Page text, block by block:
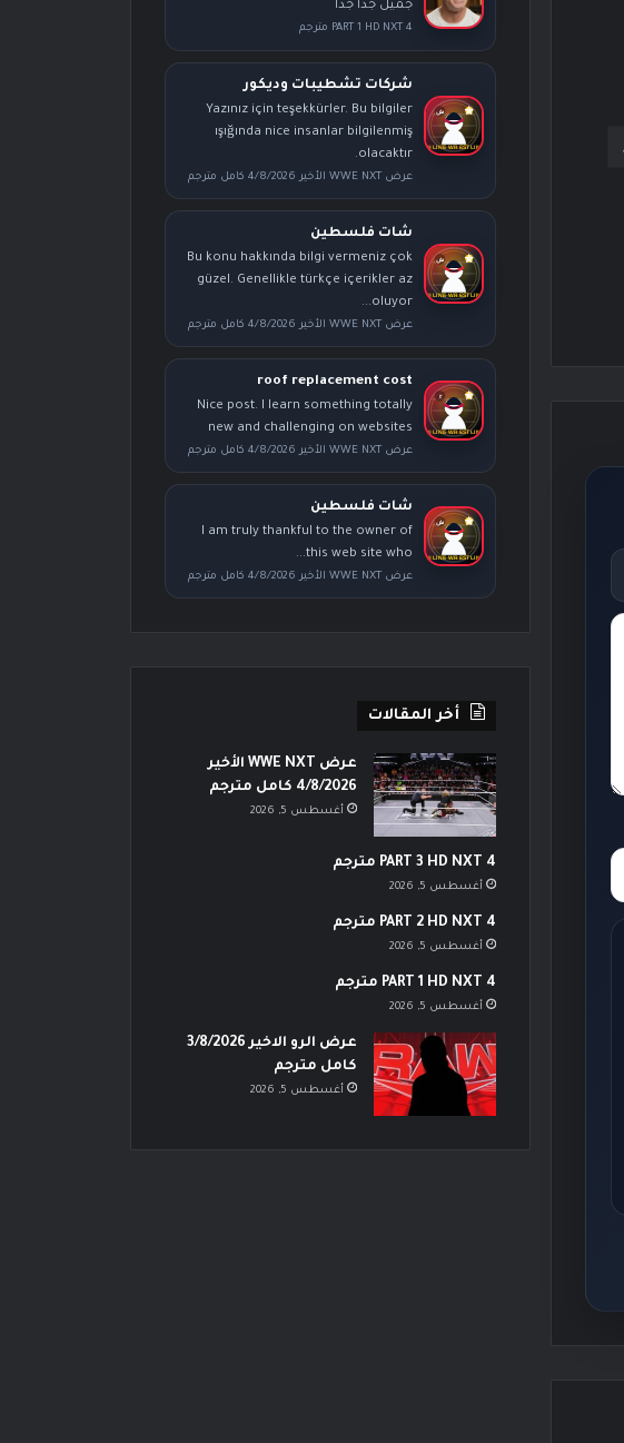
جميل جدا جدا
PART 1 HD NXT 4 مترجم
شركات تشطيبات وديكور
Yazınız için teşekkürler. Bu bilgiler
ışığında nice insanlar bilgilenmiş
olacaktır.
عرض WWE NXT الأخير 4/8/2026 كامل مترجم
شات فلسطين
Bu konu hakkında bilgi vermeniz çok
güzel. Genellikle türkçe içerikler az
oluyor...
عرض WWE NXT الأخير 4/8/2026 كامل مترجم
roof replacement cost
Nice post. I learn something totally
new and challenging on websites
عرض WWE NXT الأخير 4/8/2026 كامل مترجم
شات فلسطين
I am truly thankful to the owner of
this web site who...
عرض WWE NXT الأخير 4/8/2026 كامل مترجم
أخر المقالات
عرض WWE NXT الأخير
4/8/2026 كامل مترجم
أغسطس 5, 2026
PART 3 HD NXT 4 مترجم
أغسطس 5, 2026
PART 2 HD NXT 4 مترجم
أغسطس 5, 2026
PART 1 HD NXT 4 مترجم
أغسطس 5, 2026
عرض الرو الاخير 3/8/2026
كامل مترجم
أغسطس 5, 2026